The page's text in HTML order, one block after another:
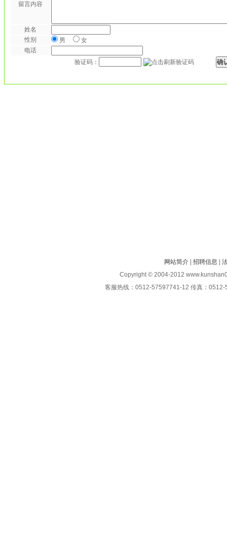
留言内容
姓名
性别
男
女
电话
验证码：
网站简介| 招聘信息
Copyright © 2004-2012
客服热线：0512-57597741-12 传真：